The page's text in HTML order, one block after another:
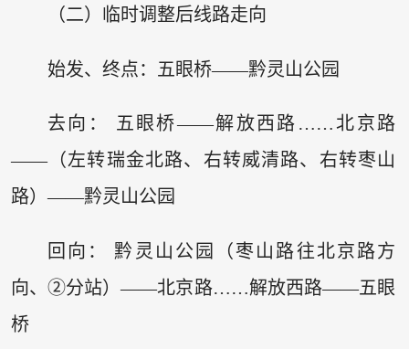
（二）临时调整后线路走向
始发、终点：五眼桥——黔灵山公园
去向： 五眼桥——解放西路……北京路
——（左转瑞金北路、右转威清路、右转枣山
路）——黔灵山公园
回向： 黔灵山公园（枣山路往北京路方
向、②分站）——北京路……解放西路——五眼
桥